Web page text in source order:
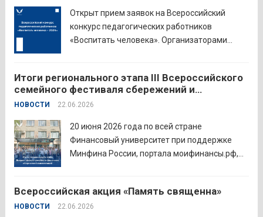
Открыт прием заявок на Всероссийский
конкурс педагогических работников
«Воспитать человека». Организаторами
Институт изучения детства, семьи и
воспитания и Российский детско-юношеский
центр. Прием заявок пройдет до 26 июля
включительно. Участниками конкурса могут
стать педагоги детских...
Итоги регионального этапа III Всероссийского
семейного фестиваля сбережений и
инвестиций
НОВОСТИ 22.06.2026
20 июня 2026 года по всей стране
Финансовый университет при поддержке
Минфина России, портала моифинансы.рф,
семейного фестиваля сбережений и
инвестиций. В Курганской области
Всероссийская акция «Память священна»
НОВОСТИ 22.06.2026